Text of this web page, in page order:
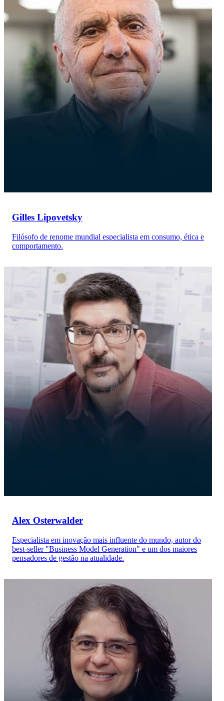
Gilles Lipovetsky
Filósofo de renome mundial especialista em consumo, ética e
comportamento.
Alex Osterwalder
Especialista em inovação mais influente do mundo, autor do
best-seller "Business Model Generation" e um dos maiores
pensadores de gestão na atualidade.